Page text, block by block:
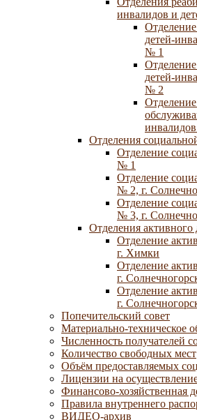
инвалидов и
детей-
№ 1
детей-
№ 2
Отделения
Отделение
№ 1
Отделение
№ 2, г.
Отделение
№ 3, г.
Отделения активного
Отделение
г. Химки
Отделение
г.
Отделение
г.
Попечительский совет
Материально-техническое
Численность получателей
Количество свободных мест
Объём предоставляемых
Лицензии на
Финансово-хозяйственная
Правила внутреннего
ВИДЕО-архив